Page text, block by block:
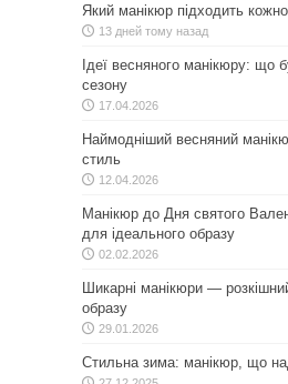
Який манікюр підходить
13 дней тому назад
Ідеї весняного манікюру: що
сезону
17.04.2026
Наймодніший весняний
стиль
12.04.2026
Манікюр до Дня святого
для ідеального образу
02.02.2026
Шикарні манікюри —
образу
29.01.2026
Стильна зима: манікюр, що